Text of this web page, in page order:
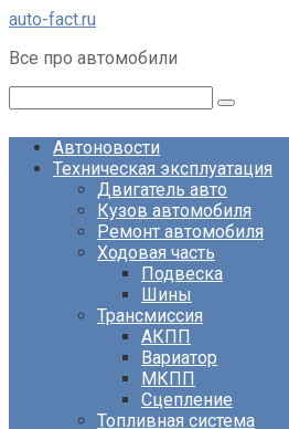
Перейти
контенту
auto-fact.ru
Все про автомобили
Автоновости
Техническая эксплуатация
Двигатель авто
Кузов автомобиля
Ремонт автомобиля
Ходовая часть
Подвеска
Шины
Трансмиссия
АКПП
Вариатор
МКПП
Сцепление
Топливная система